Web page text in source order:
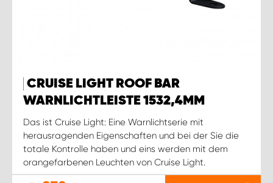
CRUISE LIGHT ROOF BAR
WARNLICHTLEISTE 1532,4MM
Das ist Cruise Light: Eine Warnlichtserie mit
herausragenden Eigenschaften und bei der Sie die
totale Kontrolle haben und eins werden mit dem
orangefarbenen Leuchten von Cruise Light.